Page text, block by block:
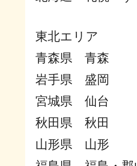
東北エリア
青森県 青森
岩手県 盛岡
宮城県 仙台
秋田県 秋田
山形県 山形